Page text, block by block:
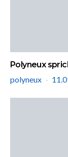
Polyneux
polyneux